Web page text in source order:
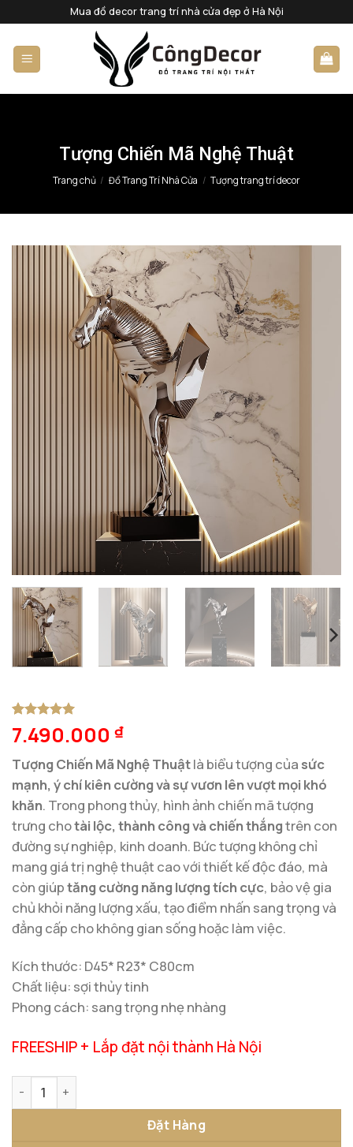
qua
nội
dung
Mua đồ decor trang trí nhà cửa đẹp ở Hà Nội
Tượng Chiến Mã Nghệ Thuật
Trang chủ / Đồ Trang Trí Nhà Cửa / Tượng trang trí decor
5trên 5
dựa trên
1
7.490.000 ₫
Tượng Chiến Mã Nghệ Thuậtlà biểu tượng của sức
mạnh, ý chí kiên cường và sự vươn lên vượt mọi khó
khăn. Trong phong thủy, hình ảnh chiến mã tượng
trưng chotài lộc, thành công và chiến thắngtrên con
đường sự nghiệp, kinh doanh. Bức tượng không chỉ
mang giá trị nghệ thuật cao với thiết kế độc đáo, mà
còn giúptăng cường năng lượng tích cực, bảo vệ gia
chủ khỏi năng lượng xấu, tạo điểm nhấn sang trọng và
đẳng cấp cho không gian sống hoặc làm việc.
Kích thước: D45* R23* C80cm
Chất liệu: sợi thủy tinh
Phong cách: sang trọng nhẹ nhàng
FREESHIP + Lắp đặt nội thành Hà Nội
Tượng Chiến Mã Nghệ Thuật số lượng
Đặt Hàng